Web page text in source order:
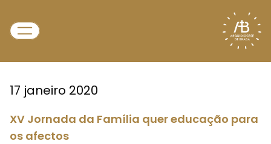
17 janeiro 2020
XV Jornada da Família quer educação para
os afectos